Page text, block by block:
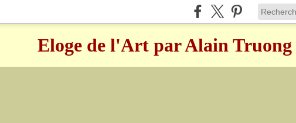
Eloge de l'Art par Alain Truong